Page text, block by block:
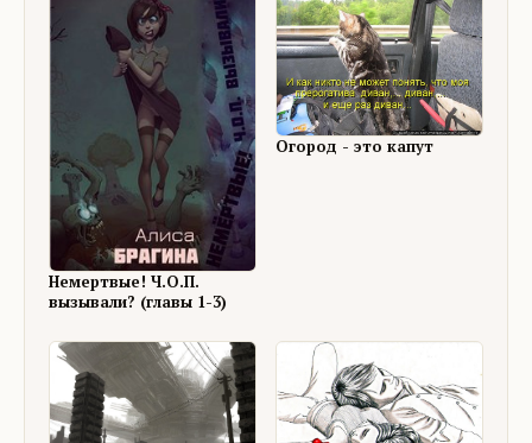
Немертвые! Ч.О.П.
вызывали? (главы 1-3)
Огород - это капут